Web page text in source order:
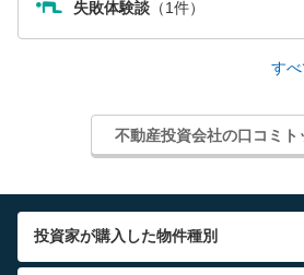
失敗体験談 （1件）
す
不動産投資会社の口コミト
投資家が購入した物件種別